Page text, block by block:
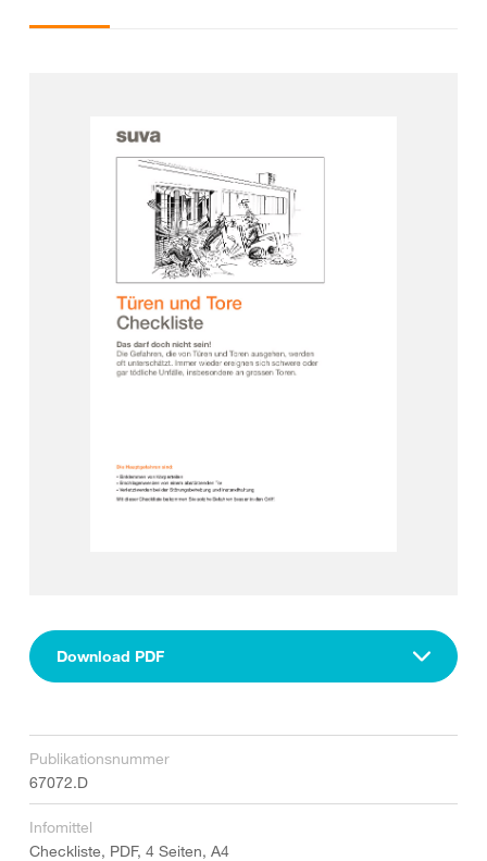
Download PDF
Publikationsnummer
67072.D
Infomittel
Checkliste, PDF, 4 Seiten, A4